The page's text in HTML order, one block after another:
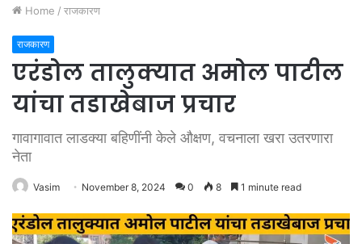
Home / राजकारण
राजकारण
एरंडोल तालुक्यात अमोल पाटील
यांचा तडाखेबाज प्रचार
गावागावात लाडक्या बहिणींनी केले औक्षण, वचनाला खरा उतरणारा
नेता
Vasim November 8, 2024 0 8 1 minute read